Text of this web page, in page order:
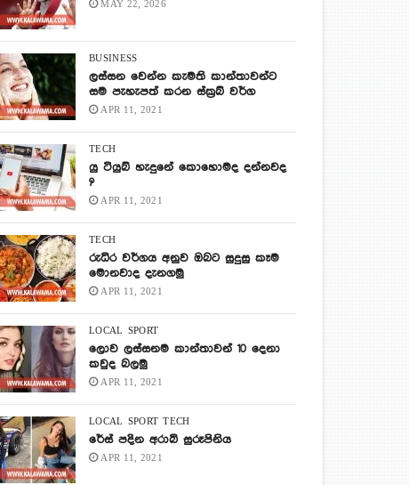
MAY 22, 2026
BUSINESS
ලස්සන වෙන්න කැමති කාන්තාවන්ට
සම පැහැපත් කරන ස්ක්‍රබ් වර්ග
APR 11, 2021
TECH
යු ටියුබ් හැදුනේ කොහොමද දන්නවද
?
APR 11, 2021
TECH
රුධිර වර්ගය අනුව ඔබට සුදුසු කෑම
මොනවාද දැනගමු
APR 11, 2021
LOCAL SPORT
ලොව ලස්සනම කාන්තාවන් 10 දෙනා
කවුද බලමු
APR 11, 2021
LOCAL SPORT TECH
රේස් පදින අරාබි සුරූපිනිය
APR 11, 2021